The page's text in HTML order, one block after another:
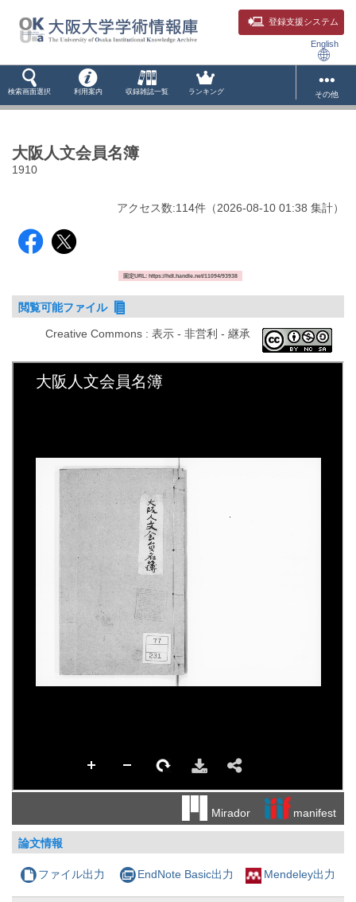
登録支援システム
English
検索画面選択 利用案内 収録雑誌一覧 ランキング その他
大阪人文会員名簿
1910
アクセス数:114件 （2026-08-10 01:38 集計）
固定URL: https://hdl.handle.net/11094/93938
閲覧可能ファイル
Creative Commons : 表示 - 非営利 - 継承
Mirador manifest
論文情報
ファイル出力 EndNote Basic出力 Mendeley出力